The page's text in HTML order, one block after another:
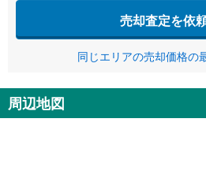
売却査定を依
同じエリアの売却価格の
周辺地図